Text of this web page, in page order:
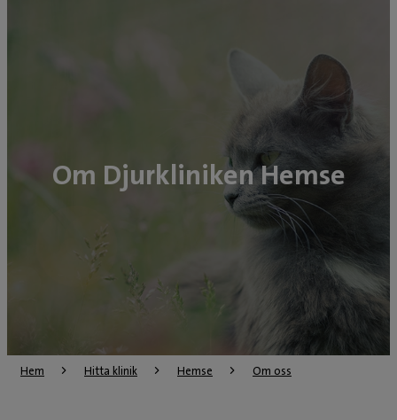
Om Djurkliniken Hemse
Hem Hitta klinik Hemse Om oss